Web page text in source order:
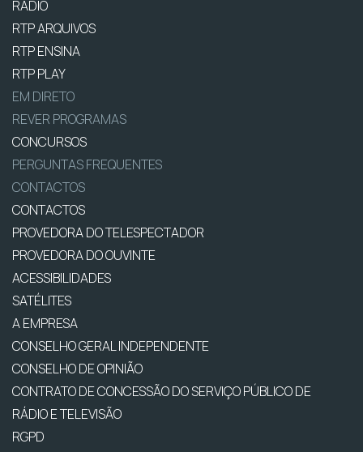
RÁDIO
RTP ARQUIVOS
RTP ENSINA
RTP PLAY
EM DIRETO
REVER PROGRAMAS
CONCURSOS
PERGUNTAS FREQUENTES
CONTACTOS
CONTACTOS
PROVEDORA DO TELESPECTADOR
PROVEDORA DO OUVINTE
ACESSIBILIDADES
SATÉLITES
A EMPRESA
CONSELHO GERAL INDEPENDENTE
CONSELHO DE OPINIÃO
CONTRATO DE CONCESSÃO DO SERVIÇO PÚBLICO DE
RÁDIO E TELEVISÃO
RGPD